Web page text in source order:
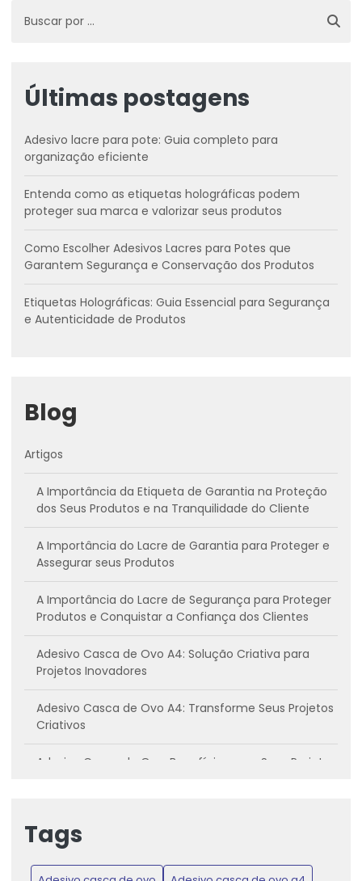
Últimas postagens
Adesivo lacre para pote: Guia completo para
organização eficiente
Entenda como as etiquetas holográficas podem
proteger sua marca e valorizar seus produtos
Como Escolher Adesivos Lacres para Potes que
Garantem Segurança e Conservação dos Produtos
Etiquetas Holográficas: Guia Essencial para Segurança
e Autenticidade de Produtos
Blog
Artigos
A Importância da Etiqueta de Garantia na Proteção
dos Seus Produtos e na Tranquilidade do Cliente
A Importância do Lacre de Garantia para Proteger e
Assegurar seus Produtos
A Importância do Lacre de Segurança para Proteger
Produtos e Conquistar a Confiança dos Clientes
Adesivo Casca de Ovo A4: Solução Criativa para
Projetos Inovadores
Adesivo Casca de Ovo A4: Transforme Seus Projetos
Criativos
Adesivo Casca de Ovo: Benefícios para Seus Projetos
como utilizar
Adesivo Casca de Ovo: Inovação para Projetos
Tags